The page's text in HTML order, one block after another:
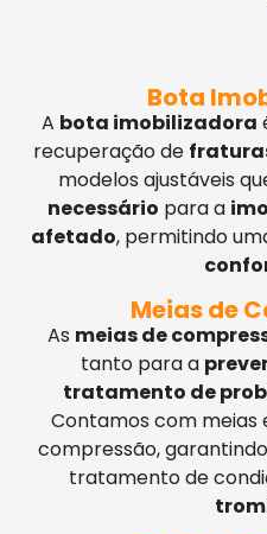
Bota
A bota imobilizadora
recuperação de
modelos ajustáveis
necessário para a
afetado, permitindo
Meias de
As meias de
tanto para a
tratamento de
Contamos com meias
compressão, garantindo
tratamento de